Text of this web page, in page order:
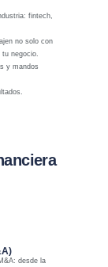
fintech,
no solo con
negocio.
y mandos
desde la